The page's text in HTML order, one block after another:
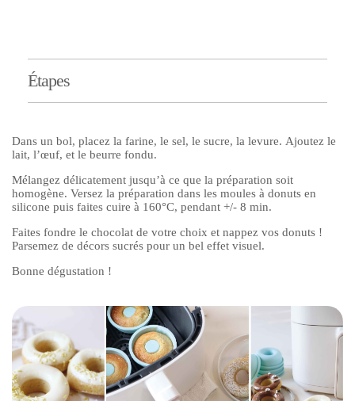
Étapes
Dans un bol, placez la farine, le sel, le sucre, la levure. Ajoutez le
lait, l’œuf, et le beurre fondu.
Mélangez délicatement jusqu’à ce que la préparation soit
homogène. Versez la préparation dans les moules à donuts en
silicone puis faites cuire à 160°C, pendant +/- 8 min.
Faites fondre le chocolat de votre choix et nappez vos donuts !
Parsemez de décors sucrés pour un bel effet visuel.
Bonne dégustation !